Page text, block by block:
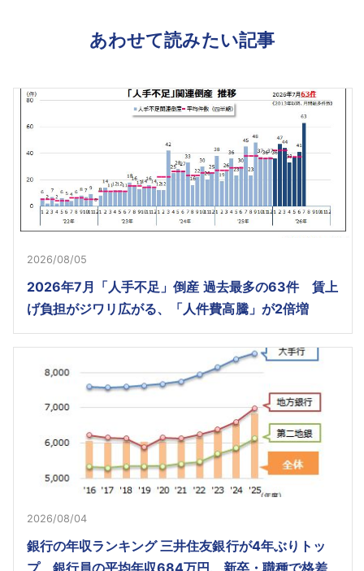
あわせて読みたい記事
2026/08/05
2026年7月「人手不足」倒産 過去最多の63件 賃上
げ負担がジワリ広がる、「人件費高騰」が2倍増
2026/08/04
銀行の年収ランキング 三井住友銀行が4年ぶりトッ